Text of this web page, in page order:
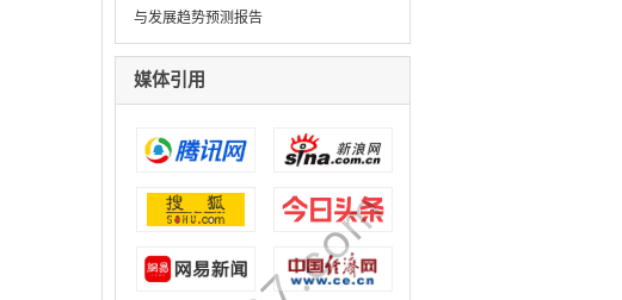
与发展趋势预测报告
媒体引用